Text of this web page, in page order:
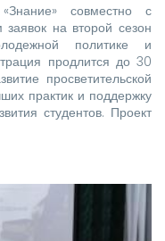
совместно с
на второй сезон
политике и
продлится до 30
просветительской
практик и поддержку
студентов. Проект
в рамках